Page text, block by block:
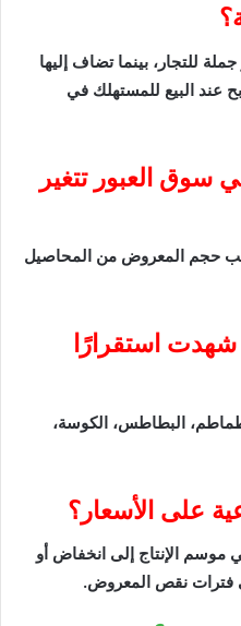
للتجار، بينما تضاف إليها
عند البيع للمستهلك في
العبور تتغير
حجم المعروض من المحاصيل
استقرارًا
البطاطس، الكوسة،
على الأسعار؟
موسم الإنتاج إلى انخفاض أو
في فترات نقص المعروض.